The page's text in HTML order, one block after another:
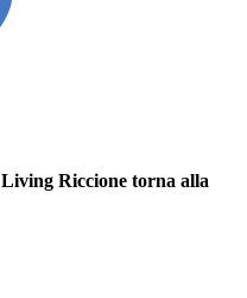
Living Riccione torna alla